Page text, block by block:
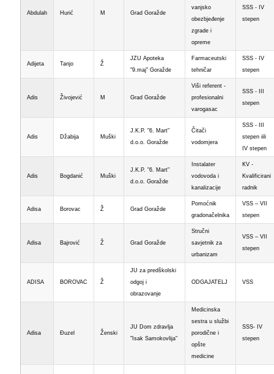
Abdulah Hurić M Grad Goražde
vanjsko
obezbjeđenje
zgrade i
opreme
SSS - IV
stepen
Adijeta Tanjo Ž
JZU Apoteka
"9.maj" Goražde
Farmaceutski
tehničar
SSS - IV
stepen
Adis Živojević M Grad Goražde
Viši referent -
profesionalni
varogasac
SSS - III
stepen
Adis Džabija Muški
J.K.P. "6. Mart"
d.o.o. Goražde
Čitači
vodomjera
SSS - III
stepen iili
IV stepen
Adis Bogdanić Muški
J.K.P. "6. Mart"
d.o.o. Goražde
Instalater
vodovoda i
kanalizacije
KV -
Kvalificirani
radnik
Adisa Borovac Ž Grad Goražde
Pomoćnik
gradonačelnika
VSS – VII
stepen
Adisa Bajrović Ž Grad Goražde
Stručni
savjetnik za
urbanizam
VSS – VII
stepen
ADISA BOROVAC Ž
JU za predškolski
odgoj i
obrazovanje
ODGAJATELJ VSS
Adisa Đuzel Ženski
JU Dom zdravlja
"Isak Samokovlija"
Medicinska
sestra u službi
porodične i
opšte
medicine
SSS- IV
stepen